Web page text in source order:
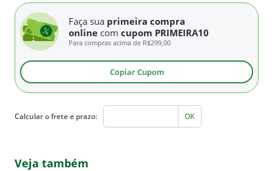
Faça sua primeira compra
online com cupom PRIMEIRA10
Para compras acima de R$299,00
Copiar Cupom
Calcular o frete e prazo: OK
Veja também